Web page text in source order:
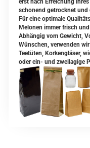
erst nach Erreichung
schonend getrocknet und
Für eine optimale
Melonen immer frisch
Abhängig vom Gewicht,
Wünschen, verwenden
Teetüten, Korkengläser,
oder ein- und zweilagige